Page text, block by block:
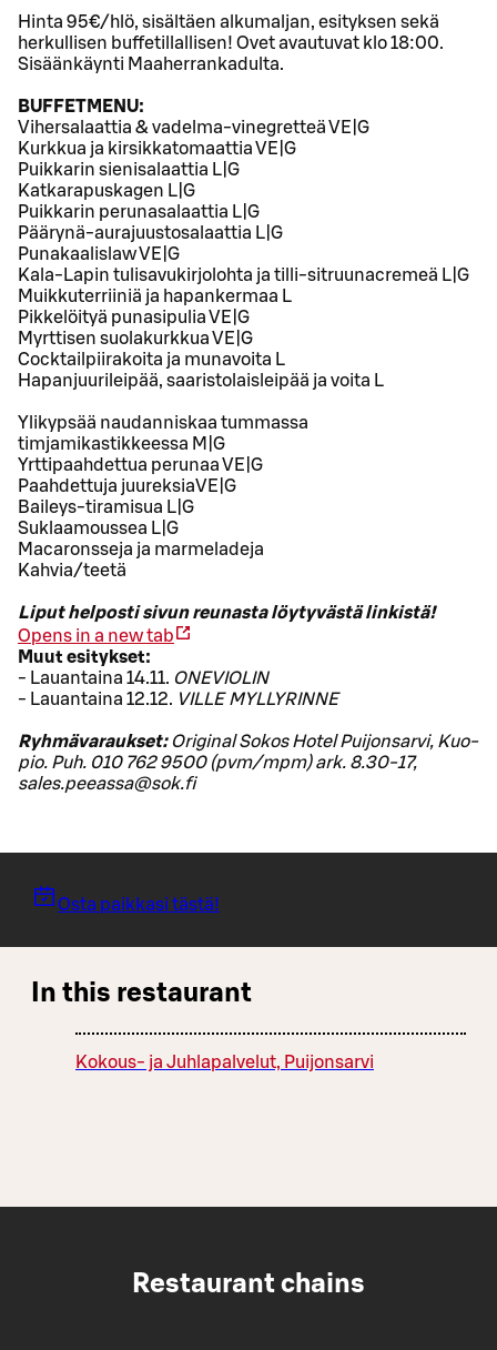
Hinta 95€/hlö, sisältäen alkumaljan, esityksen sekä
herkullisen buffetillallisen! Ovet avautuvat klo 18:00.
Sisäänkäynti Maaherrankadulta.
BUFFETMENU:
Vihersalaattia & vadelma-vinegretteä VE|G
Kurkkua ja kirsikkatomaattia VE|G
Puikkarin sienisalaattia L|G
Katkarapuskagen L|G
Puikkarin perunasalaattia L|G
Päärynä-aurajuustosalaattia L|G
Punakaalislaw VE|G
Kala-Lapin tulisavukirjolohta ja tilli-sitruunacremeä L|G
Muikkuterriiniä ja hapankermaa L
Pikkelöityä punasipulia VE|G
Myrttisen suolakurkkua VE|G
Cocktailpiirakoita ja munavoita L
Hapanjuurileipää, saaristolaisleipää ja voita L
Ylikypsää naudanniskaa tummassa
timjamikastikkeessa M|G
Yrttipaahdettua perunaa VE|G
Paahdettuja juureksiaVE|G
Baileys-tiramisua L|G
Suklaamoussea L|G
Macaronsseja ja marmeladeja
Kahvia/teetä
Liput helposti sivun reunasta löytyvästä linkistä!
Opens in a new tab
Muut esitykset:
- Lauantaina 14.11. ONEVIOLIN
- Lauantaina 12.12. VILLE MYLLYRINNE
Ryhmävaraukset:Ori­gi­nal Sokos Hotel Pui­jon­sar­vi, Kuo­
pio. Puh. 010 762 9500 (pvm/mpm) ark. 8.30-17,
sales.peeassa@sok.fi
Osta paikkasi tästä!
In this restaurant
Kokous- ja Juhlapalvelut, Puijonsarvi
Restaurant chains